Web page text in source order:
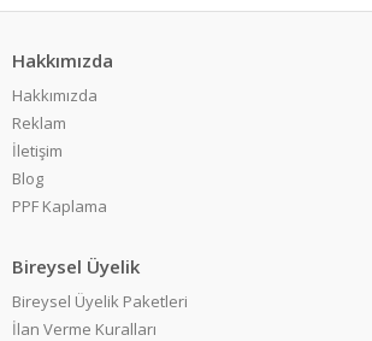
Hakkımızda
Hakkımızda
Reklam
İletişim
Blog
PPF Kaplama
Bireysel Üyelik
Bireysel Üyelik Paketleri
İlan Verme Kuralları